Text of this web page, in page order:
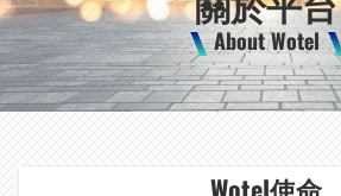
About Wotel